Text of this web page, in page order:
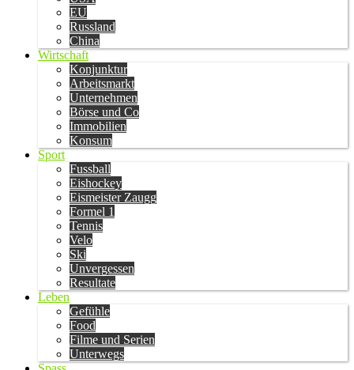
EU
Russland
China
Wirtschaft
Konjunktur
Arbeitsmarkt
Unternehmen
Börse und Co
Immobilien
Konsum
Sport
Fussball
Eishockey
Eismeister Zaugg
Formel 1
Tennis
Velo
Ski
Unvergessen
Resultate
Leben
Gefühle
Food
Filme und Serien
Unterwegs